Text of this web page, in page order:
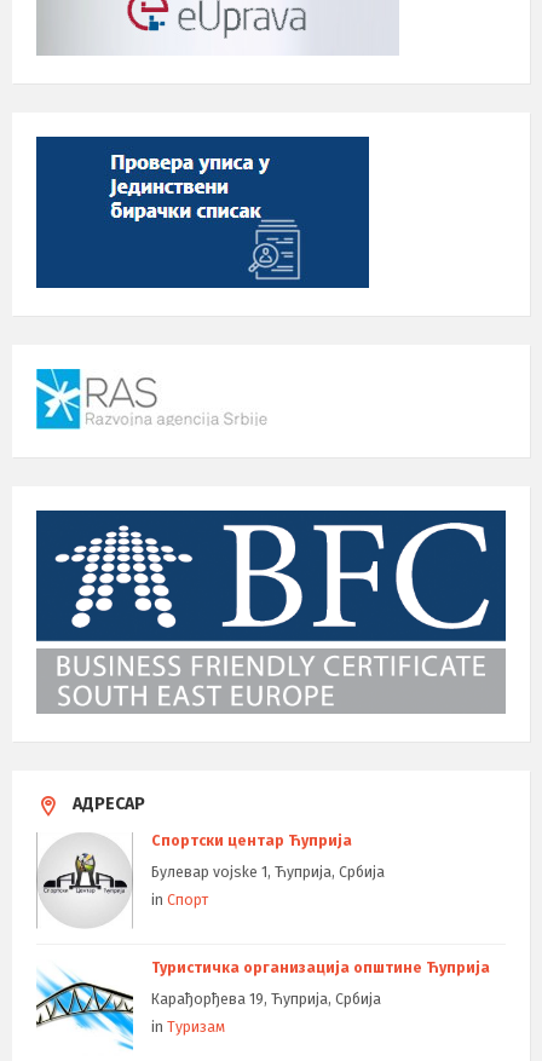
АДРЕСАР
Спортски центар Ћуприја
Булевар vojske 1, Ћуприја, Србија
in Спорт
Туристичка организација општине Ћуприја
Карађорђева 19, Ћуприја, Србија
in Туризам